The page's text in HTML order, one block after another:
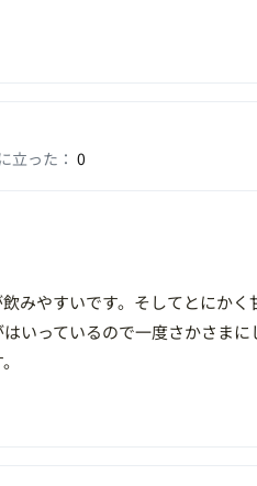
立った： 0
みやすいです。そしてとにか
いっているので一度さかさま